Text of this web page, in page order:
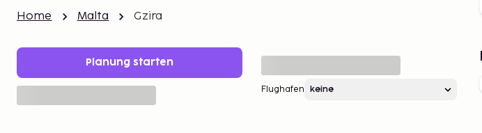
Home Malta Gzira
Planung starten
Flughafen